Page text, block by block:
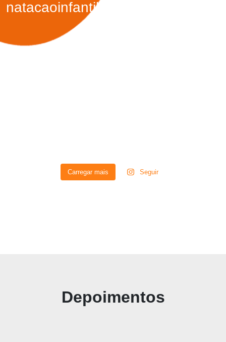
natacaoinfantil.marciaortiz
Carregar mais Seguir
Depoimentos